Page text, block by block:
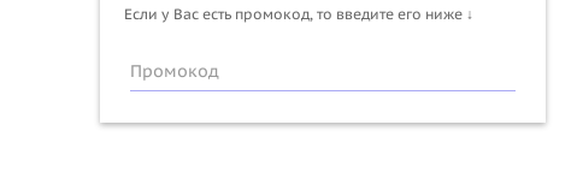
Если у Вас есть промокод, то введите его ниже ↓
Промокод